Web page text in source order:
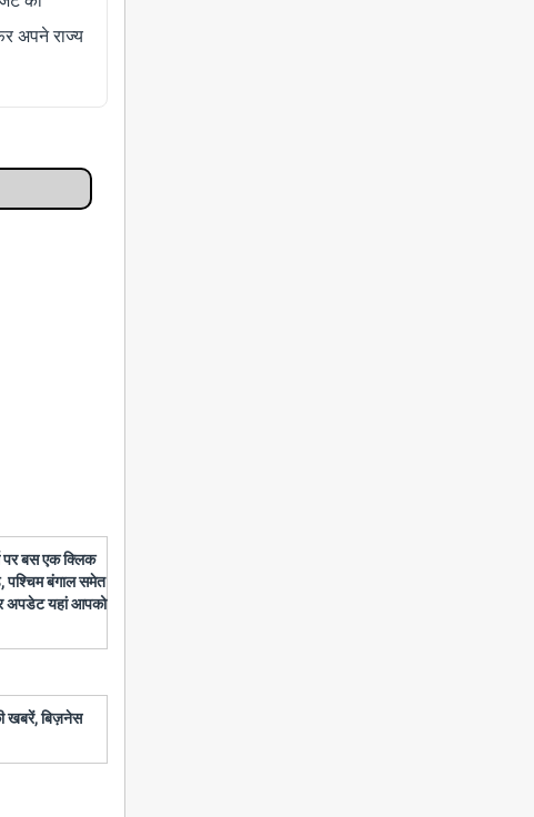
अपने राज्य
पर बस एक क्लिक
पश्चिम बंगाल समेत
अपडेट यहां आपको
खबरें, बिज़नेस